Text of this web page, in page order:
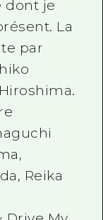
dont je
La
par
Reika